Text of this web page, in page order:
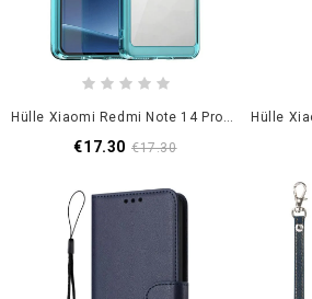
Hülle Xiaomi Redmi Note 14 Pro 5g Handyhülle Acryl Und Silikon
€17.30 €17.30